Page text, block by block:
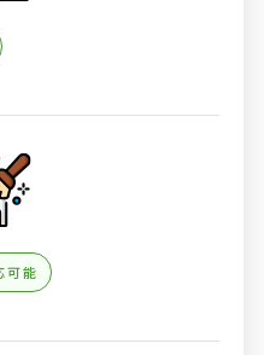
可能